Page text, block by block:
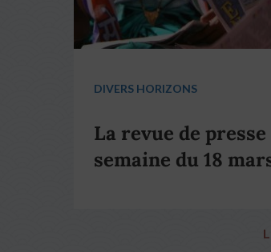
DIVERS HORIZONS
La revue de presse
semaine du 18